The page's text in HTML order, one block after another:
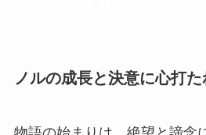
ノルの成長と決意に心打た